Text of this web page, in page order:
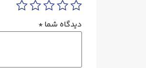
دیدگاه شما *